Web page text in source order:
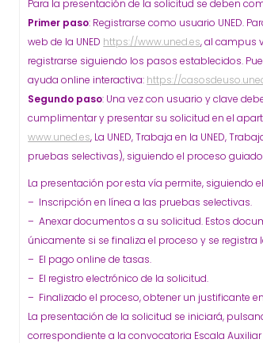
Para la presentación de la solicitud se deben
Primer paso: Registrarse como usuario UNED.
web de la UNED https://www.uned.es, al campus
registrarse siguiendo los pasos establecidos.
ayuda online interactiva: https://
Segundo paso: Una vez con usuario y clave
cumplimentar y presentar su solicitud en el
www.uned.es, La UNED, Trabaja en la UNED,
pruebas selectivas), siguiendo el proceso
La presentación por esta vía permite, siguiendo
– Inscripción en línea a las pruebas selectivas.
– Anexar documentos a su solicitud. Estos
únicamente si se finaliza el proceso y se registra
– El pago online de tasas.
– El registro electrónico de la solicitud.
– Finalizado el proceso, obtener un justificante
La presentación de la solicitud se iniciará,
correspondiente a la convocatoria Escala